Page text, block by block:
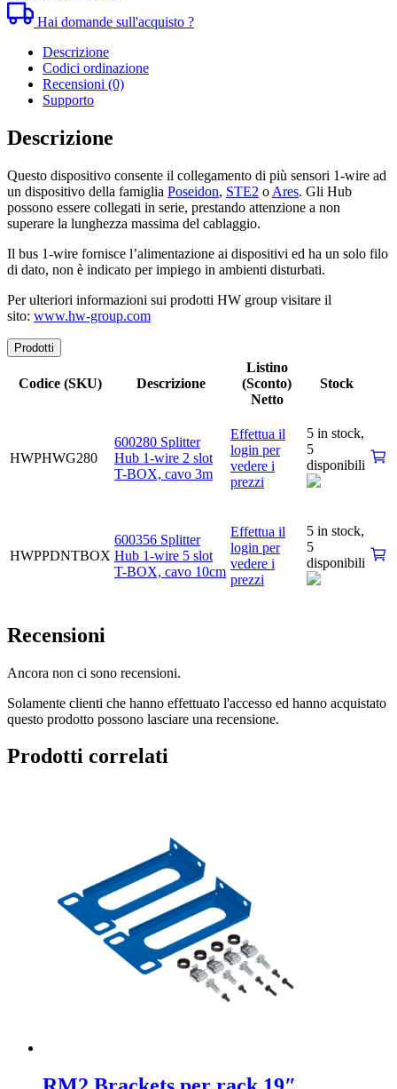
Hai domande sull'acquisto ?
Descrizione
Codici ordinazione
Recensioni (0)
Supporto
Descrizione
Questo dispositivo consente il collegamento di più sensori 1-wire ad
un dispositivo della famiglia Poseidon, STE2 o Ares. Gli Hub
possono essere collegati in serie, prestando attenzione a non
superare la lunghezza massima del cablaggio.
Il bus 1-wire fornisce l’alimentazione ai dispositivi ed ha un solo filo
di dato, non è indicato per impiego in ambienti disturbati.
Per ulteriori informazioni sui prodotti HW group visitare il
sito: www.hw-group.com
Prodotti
Codice (SKU) Descrizione
Listino
(Sconto)
Netto
Stock
HWPHWG280
600280 Splitter
Hub 1-wire 2 slot
T-BOX, cavo 3m
Effettua il
login per
vedere i
prezzi
5 in stock,
5
disponibili
HWPPDNTBOX
600356 Splitter
Hub 1-wire 5 slot
T-BOX, cavo 10cm
Effettua il
login per
vedere i
prezzi
5 in stock,
5
disponibili
Recensioni
Ancora non ci sono recensioni.
Solamente clienti che hanno effettuato l'accesso ed hanno acquistato
questo prodotto possono lasciare una recensione.
Prodotti correlati